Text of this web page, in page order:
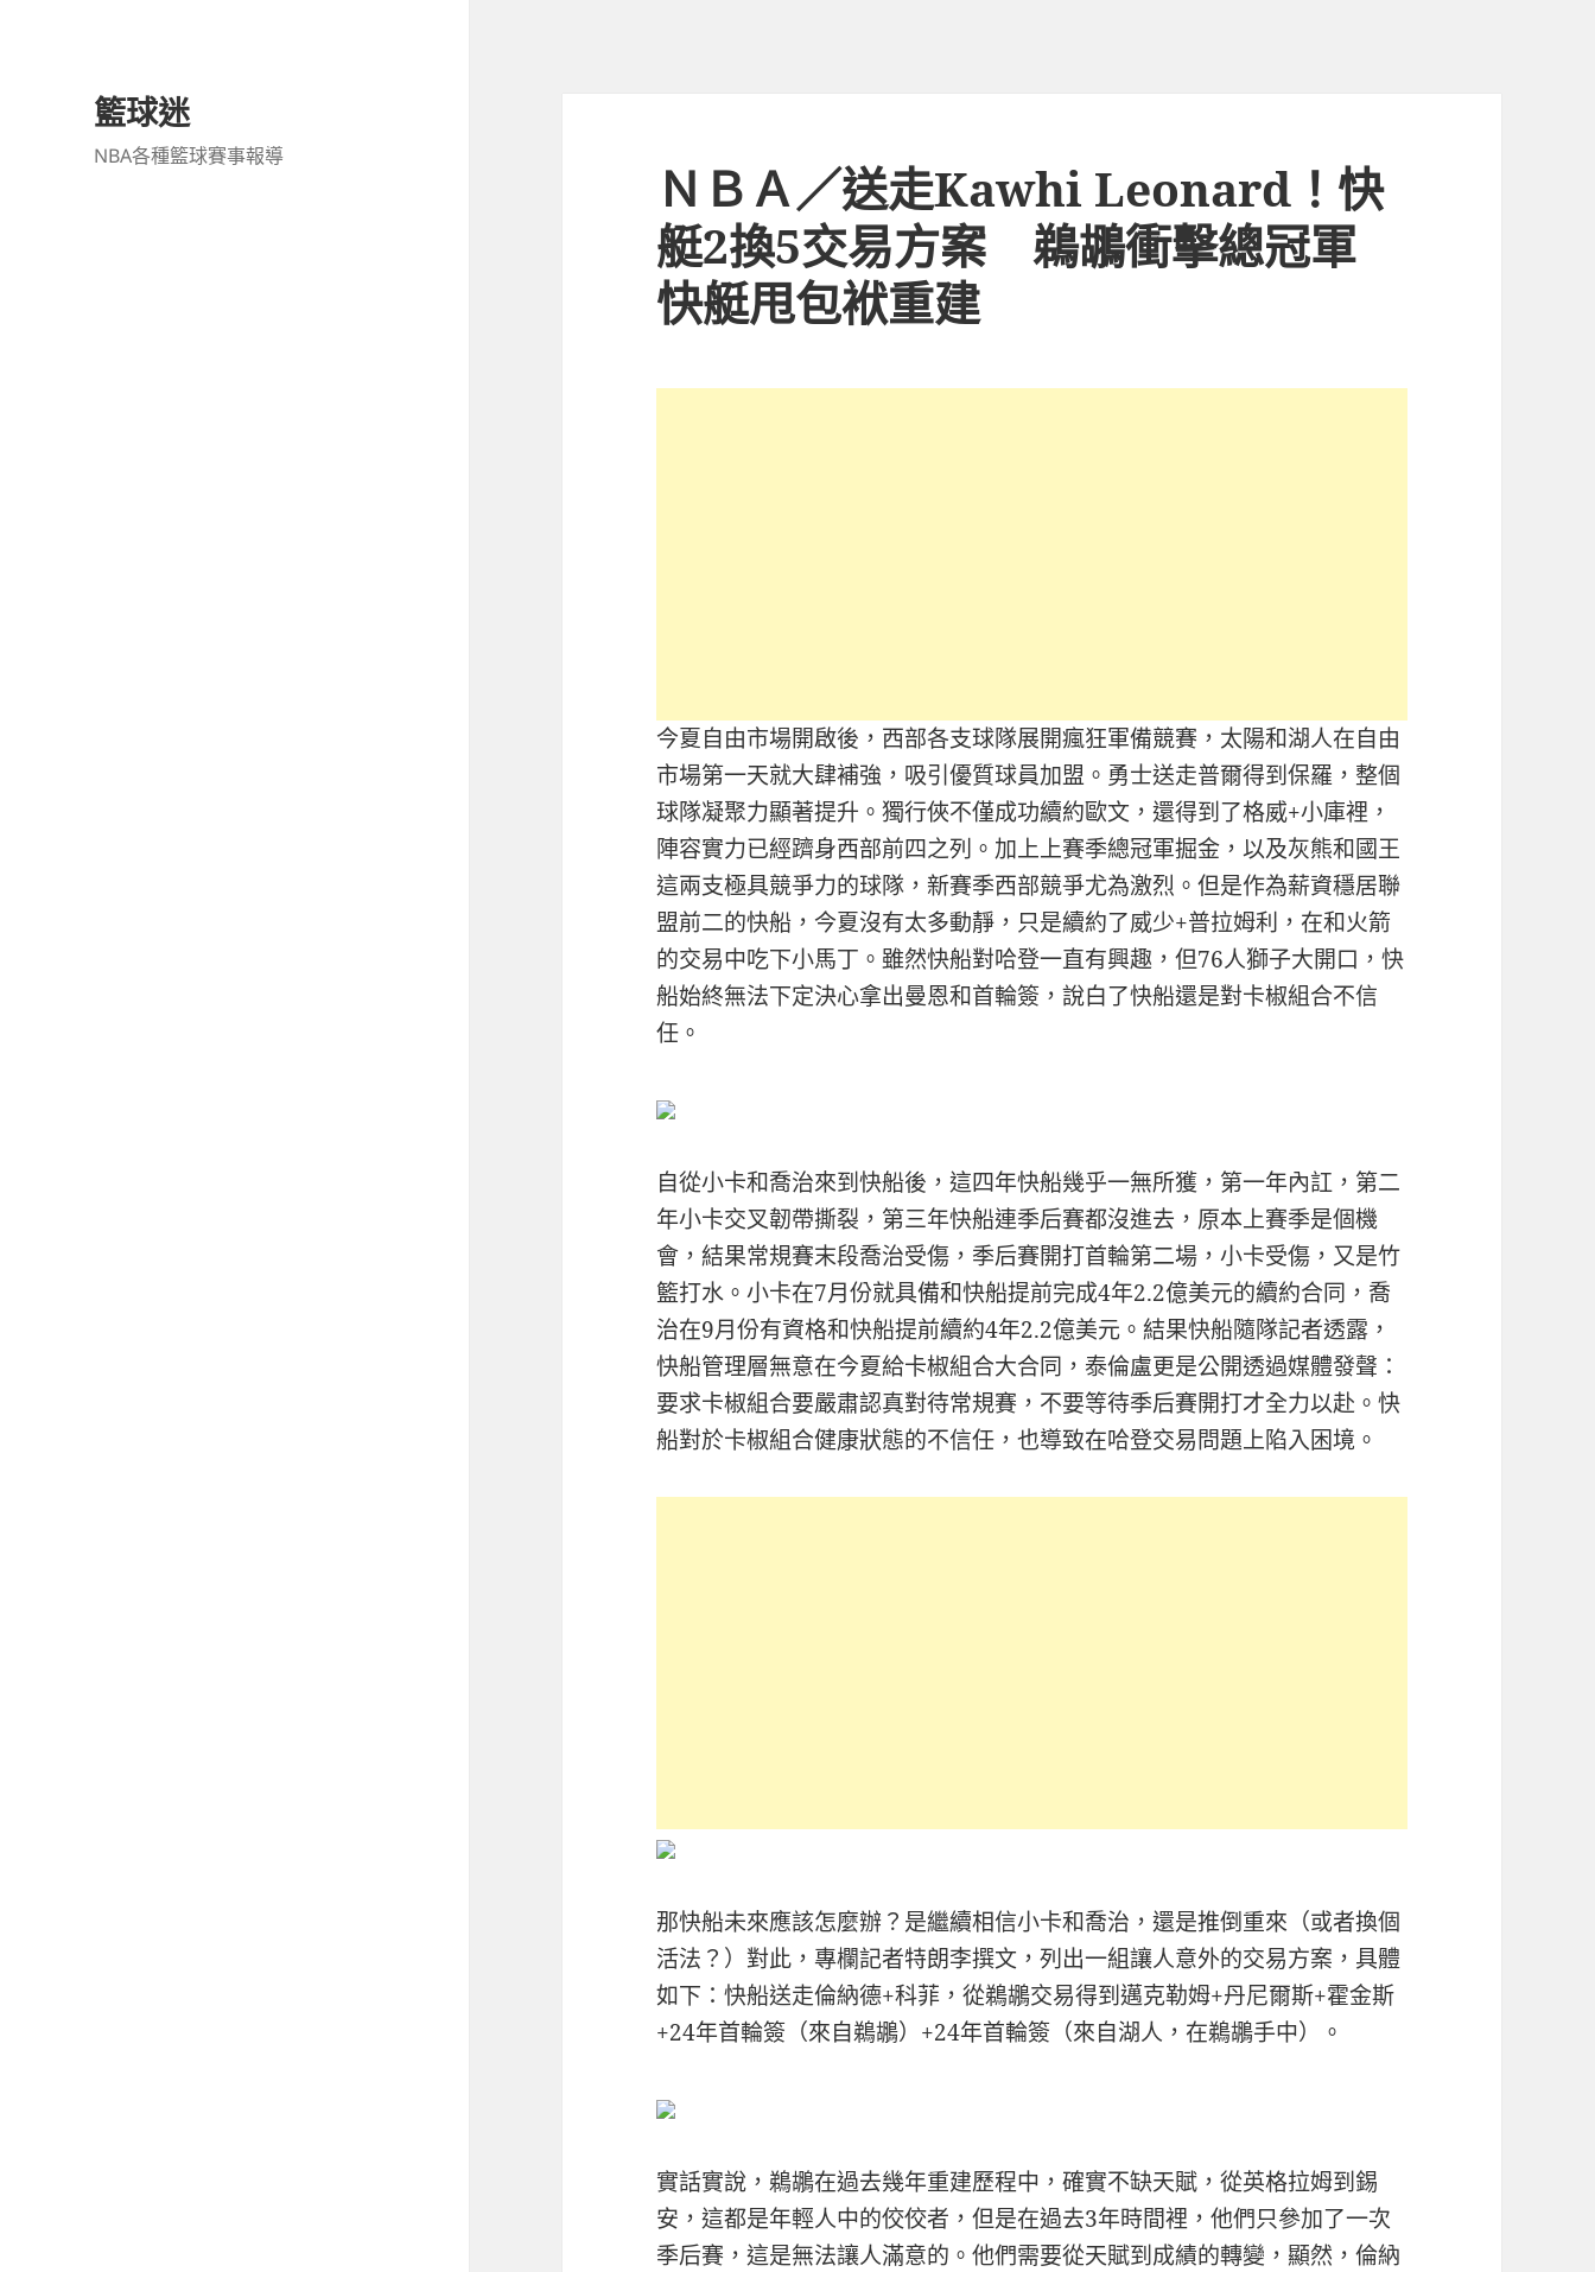
籃球迷
NBA各種籃球賽事報導
ＮＢＡ／送走Kawhi Leonard！快
艇2換5交易方案 鵜鶘衝擊總冠軍
快艇甩包袱重建
今夏自由市場開啟後，西部各支球隊展開瘋狂軍備競賽，太陽和湖人在自由
市場第一天就大肆補強，吸引優質球員加盟。勇士送走普爾得到保羅，整個
球隊凝聚力顯著提升。獨行俠不僅成功續約歐文，還得到了格威+小庫裡，
陣容實力已經躋身西部前四之列。加上上賽季總冠軍掘金，以及灰熊和國王
這兩支極具競爭力的球隊，新賽季西部競爭尤為激烈。但是作為薪資穩居聯
盟前二的快船，今夏沒有太多動靜，只是續約了威少+普拉姆利，在和火箭
的交易中吃下小馬丁。雖然快船對哈登一直有興趣，但76人獅子大開口，快
船始終無法下定決心拿出曼恩和首輪簽，說白了快船還是對卡椒組合不信
任。
自從小卡和喬治來到快船後，這四年快船幾乎一無所獲，第一年內訌，第二
年小卡交叉韌帶撕裂，第三年快船連季后賽都沒進去，原本上賽季是個機
會，結果常規賽末段喬治受傷，季后賽開打首輪第二場，小卡受傷，又是竹
籃打水。小卡在7月份就具備和快船提前完成4年2.2億美元的續約合同，喬
治在9月份有資格和快船提前續約4年2.2億美元。結果快船隨隊記者透露，
快船管理層無意在今夏給卡椒組合大合同，泰倫盧更是公開透過媒體發聲：
要求卡椒組合要嚴肅認真對待常規賽，不要等待季后賽開打才全力以赴。快
船對於卡椒組合健康狀態的不信任，也導致在哈登交易問題上陷入困境。
那快船未來應該怎麼辦？是繼續相信小卡和喬治，還是推倒重來（或者換個
活法？）對此，專欄記者特朗李撰文，列出一組讓人意外的交易方案，具體
如下：快船送走倫納德+科菲，從鵜鶘交易得到邁克勒姆+丹尼爾斯+霍金斯
+24年首輪簽（來自鵜鶘）+24年首輪簽（來自湖人，在鵜鶘手中）。
實話實說，鵜鶘在過去幾年重建歷程中，確實不缺天賦，從英格拉姆到錫
安，這都是年輕人中的佼佼者，但是在過去3年時間裡，他們只參加了一次
季后賽，這是無法讓人滿意的。他們需要從天賦到成績的轉變，顯然，倫納